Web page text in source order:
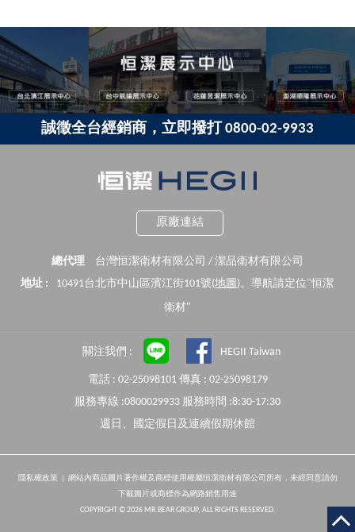
誠徵全台經銷商，立即撥打 0800-02-9933
原廠連結
總代理
台灣恒潔衛材有限公司 / 潔品衛材有限公司
地址 :
10491台北市中山區濱江街101號(地圖 )。導航請定位"恒潔
衛材"
關注我們 : HEGII Taiwan
電話 : 02-25098101 傳真 : 02-25098179
服務專線 :0800029933 服務時間 :8:30-17:30
週日、國定假日及連續假期休館
隱私權政策 | 網站內商品圖片著作權及商標使用權屬恒潔衛材有限公司所有，未經同意請勿
下載圖片或商標作為網路銷售用途
COPYRIGHT © 2026 MR.BEAR GROUP, ALL RIGHTS RESERVED.